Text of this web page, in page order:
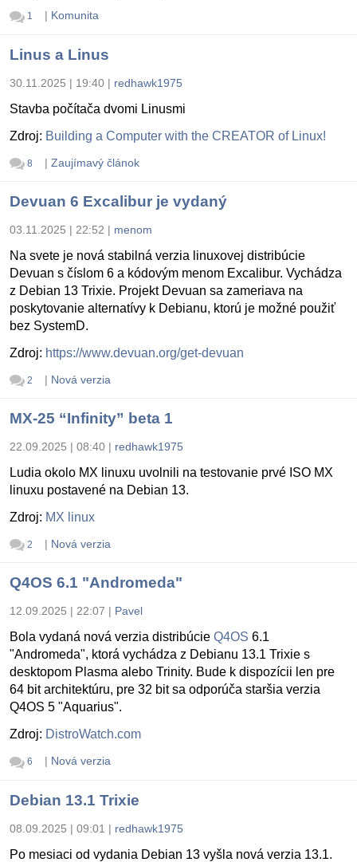
1 | Komunita
Linus a Linus
30.11.2025 | 19:40 | redhawk1975
Stavba počítača dvomi Linusmi
Zdroj: Building a Computer with the CREATOR of Linux!
8 | Zaujímavý článok
Devuan 6 Excalibur je vydaný
03.11.2025 | 22:52 | menom
Na svete je nová stabilná verzia linuxovej distribúcie
Devuan s číslom 6 a kódovým menom Excalibur. Vychádza
z Debian 13 Trixie. Projekt Devuan sa zameriava na
poskytovanie alternatívy k Debianu, ktorú je možné použiť
bez SystemD.
Zdroj: https://www.devuan.org/get-devuan
2 | Nová verzia
MX-25 “Infinity” beta 1
22.09.2025 | 08:40 | redhawk1975
Ludia okolo MX linuxu uvolnili na testovanie prvé ISO MX
linuxu postavené na Debian 13.
Zdroj: MX linux
2 | Nová verzia
Q4OS 6.1 "Andromeda"
12.09.2025 | 22:07 | Pavel
Bola vydaná nová verzia distribúcie Q4OS 6.1
"Andromeda", ktorá vychádza z Debianu 13.1 Trixie s
desktopom Plasma alebo Trinity. Bude k dispozícii len pre
64 bit architektúru, pre 32 bit sa odporúča staršia verzia
Q4OS 5 "Aquarius".
Zdroj: DistroWatch.com
6 | Nová verzia
Debian 13.1 Trixie
08.09.2025 | 09:01 | redhawk1975
Po mesiaci od vydania Debian 13 vyšla nová verzia 13.1.